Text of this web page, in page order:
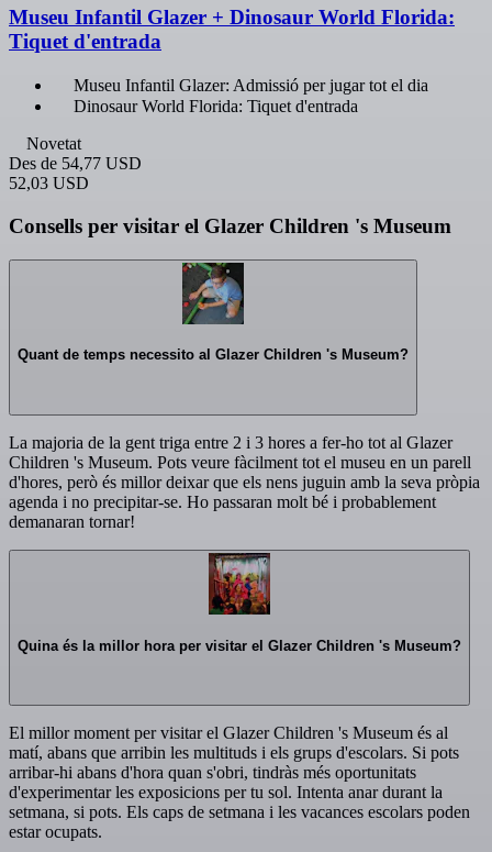
Museu Infantil Glazer + Dinosaur World Florida:
Tiquet d'entrada
Museu Infantil Glazer: Admissió per jugar tot el dia
Dinosaur World Florida: Tiquet d'entrada
Novetat
Des de 54,77 USD
52,03 USD
Consells per visitar el Glazer Children 's Museum
Quant de temps necessito al Glazer Children 's Museum?
La majoria de la gent triga entre 2 i 3 hores a fer-ho tot al Glazer
Children 's Museum. Pots veure fàcilment tot el museu en un parell
d'hores, però és millor deixar que els nens juguin amb la seva pròpia
agenda i no precipitar-se. Ho passaran molt bé i probablement
demanaran tornar!
Quina és la millor hora per visitar el Glazer Children 's Museum?
El millor moment per visitar el Glazer Children 's Museum és al
matí, abans que arribin les multituds i els grups d'escolars. Si pots
arribar-hi abans d'hora quan s'obri, tindràs més oportunitats
d'experimentar les exposicions per tu sol. Intenta anar durant la
setmana, si pots. Els caps de setmana i les vacances escolars poden
estar ocupats.